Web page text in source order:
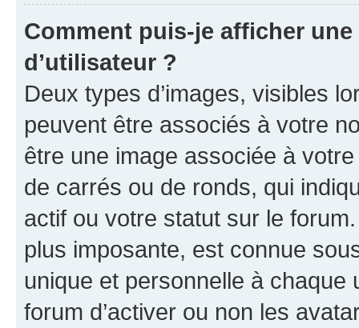
Comment puis-je afficher
d’utilisateur ?
Deux types d’images, visibles
peuvent être associés à votre
être une image associée à
de carrés ou de ronds, qui
actif ou votre statut sur le
plus imposante, est connue
unique et personnelle à chaque
forum d’activer ou non les